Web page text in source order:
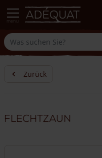
Zurück
Flechtzaun